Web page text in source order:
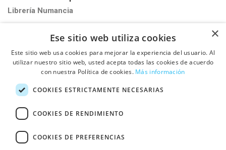
Librería Numancia
Tel: 93 580 81 32
scheduleDe Lunes a Viernes de 9:00h a 17:00h
PUBLICA TU LIBRO CON NOSOTROS
INFORMACIÓN
×
Ese sitio web utiliza cookies
Este sitio web usa cookies para mejorar la experiencia del usuario. Al
utilizar nuestro sitio web, usted acepta todas las cookies de acuerdo
con nuestra Política de cookies. Más información
COOKIES ESTRICTAMENTE NECESARIAS
COOKIES DE RENDIMIENTO
COOKIES DE PREFERENCIAS